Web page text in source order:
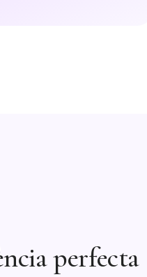
perfecta